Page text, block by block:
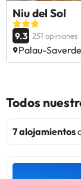
Niu del Sol
9.3 251 opiniones
Palau-
Todos
7 alojamientos